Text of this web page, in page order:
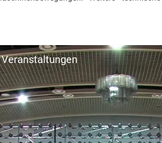
1.86 m
nein
non-marking
nein
25 %
0.1 m